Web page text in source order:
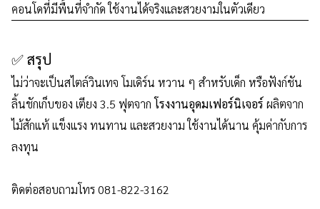
คอนโดที่มีพื้นที่จำกัด ใช้งานได้จริงและสวยงามในตัวเดียว
✅ สรุป
ไม่ว่าจะเป็นสไตล์วินเทจ โมเดิร์น หวาน ๆ สำหรับเด็ก หรือฟังก์ชัน
ลิ้นชักเก็บของ เตียง 3.5 ฟุตจากโรงงานอุดมเฟอร์นิเจอร์ ผลิตจาก
ไม้สักแท้ แข็งแรง ทนทาน และสวยงาม ใช้งานได้นาน คุ้มค่ากับการ
ลงทุน
ติดต่อสอบถามโทร 081-822-3162